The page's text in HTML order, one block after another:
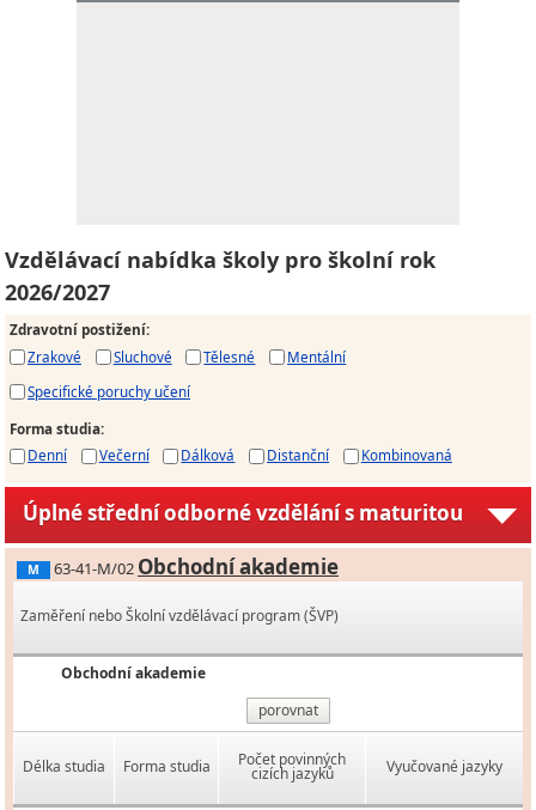
Vzdělávací nabídka školy pro školní rok
2026/2027
Zdravotní postižení:
Zrakové
Sluchové Tělesné
Mentální
Specifické poruchy učení
Forma studia:
Denní
Večerní Dálková Distanční Kombinovaná
Úplné střední odborné vzdělání s maturitou
M 63-41-M/02 Obchodní akademie
Zaměření nebo Školní vzdělávací program (ŠVP)
Obchodní akademie
porovnat
Délka studia Forma studia Počet povinných
cizích jazyků Vyučované jazyky